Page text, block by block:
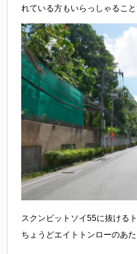
れている方もいらっしゃること
スクンビットソイ55に抜ける
ちょうどエイトトンローのあた